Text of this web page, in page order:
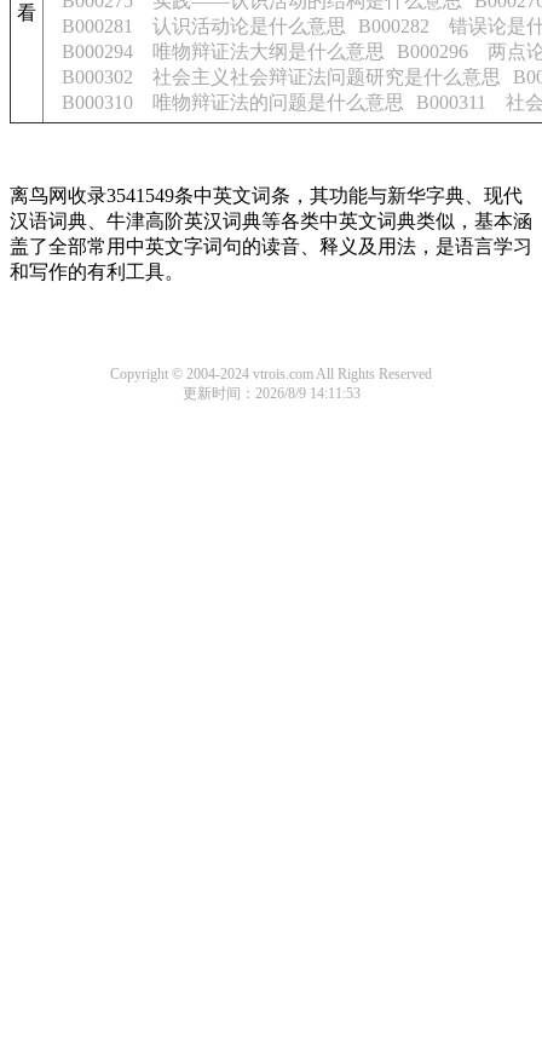
看
B000281 认识活动论是什么意思
B000282 错误论是
B000294 唯物辩证法大纲是什么意思
B000296 两点
B000302 社会主义社会辩证法问题研究是什么意思
B000310 唯物辩证法的问题是什么意思
B000311 社
离鸟网收录3541549条中英文词条，其功能与新华字典、现代
汉语词典、牛津高阶英汉词典等各类中英文词典类似，基本涵
盖了全部常用中英文字词句的读音、释义及用法，是语言学习
和写作的有利工具。
Copyright © 2004-2024 vtrois.com All Rights Reserved
更新时间：2026/8/9 14:11:53